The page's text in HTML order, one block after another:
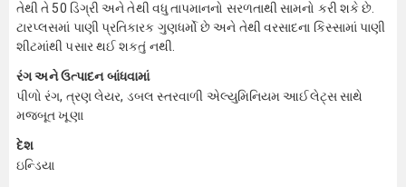
તેથી તે 50 ડિગ્રી અને તેથી વધુ તાપમાનનો સરળતાથી સામનો કરી શકે છે.
ટારપ્લસમાં પાણી પ્રતિકારક ગુણધર્મો છે અને તેથી વરસાદના કિસ્સામાં પાણી
શીટમાંથી પસાર થઈ શકતું નથી.
રંગ અને ઉત્પાદન બાંધવામાં
પીળો રંગ, ત્રણ લેયર, ડબલ સ્તરવાળી એલ્યુમિનિયમ આઈલેટ્સ સાથે
મજબૂત ખૂણા
દેશ
ઇન્ડિયા